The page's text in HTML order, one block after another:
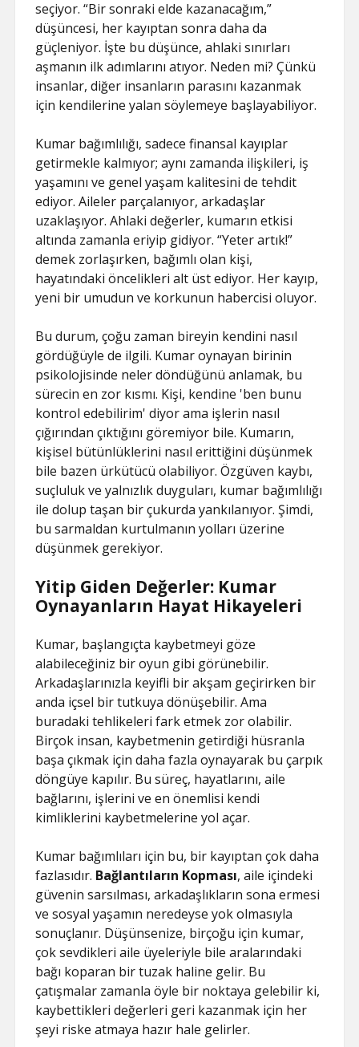
seçiyor. “Bir sonraki elde kazanacağım,”
düşüncesi, her kayıptan sonra daha da
güçleniyor. İşte bu düşünce, ahlaki sınırları
aşmanın ilk adımlarını atıyor. Neden mi? Çünkü
insanlar, diğer insanların parasını kazanmak
için kendilerine yalan söylemeye başlayabiliyor.
Kumar bağımlılığı, sadece finansal kayıplar
getirmekle kalmıyor; aynı zamanda ilişkileri, iş
yaşamını ve genel yaşam kalitesini de tehdit
ediyor. Aileler parçalanıyor, arkadaşlar
uzaklaşıyor. Ahlaki değerler, kumarın etkisi
altında zamanla eriyip gidiyor. “Yeter artık!”
demek zorlaşırken, bağımlı olan kişi,
hayatındaki öncelikleri alt üst ediyor. Her kayıp,
yeni bir umudun ve korkunun habercisi oluyor.
Bu durum, çoğu zaman bireyin kendini nasıl
gördüğüyle de ilgili. Kumar oynayan birinin
psikolojisinde neler döndüğünü anlamak, bu
sürecin en zor kısmı. Kişi, kendine 'ben bunu
kontrol edebilirim' diyor ama işlerin nasıl
çığırından çıktığını göremiyor bile. Kumarın,
kişisel bütünlüklerini nasıl erittiğini düşünmek
bile bazen ürkütücü olabiliyor. Özgüven kaybı,
suçluluk ve yalnızlık duyguları, kumar bağımlılığı
ile dolup taşan bir çukurda yankılanıyor. Şimdi,
bu sarmaldan kurtulmanın yolları üzerine
düşünmek gerekiyor.
Yitip Giden Değerler: Kumar
Oynayanların Hayat Hikayeleri
Kumar, başlangıçta kaybetmeyi göze
alabileceğiniz bir oyun gibi görünebilir.
Arkadaşlarınızla keyifli bir akşam geçirirken bir
anda içsel bir tutkuya dönüşebilir. Ama
buradaki tehlikeleri fark etmek zor olabilir.
Birçok insan, kaybetmenin getirdiği hüsranla
başa çıkmak için daha fazla oynayarak bu çarpık
döngüye kapılır. Bu süreç, hayatlarını, aile
bağlarını, işlerini ve en önemlisi kendi
kimliklerini kaybetmelerine yol açar.
Kumar bağımlıları için bu, bir kayıptan çok daha
fazlasıdır. Bağlantıların Kopması, aile içindeki
güvenin sarsılması, arkadaşlıkların sona ermesi
ve sosyal yaşamın neredeyse yok olmasıyla
sonuçlanır. Düşünsenize, birçoğu için kumar,
çok sevdikleri aile üyeleriyle bile aralarındaki
bağı koparan bir tuzak haline gelir. Bu
çatışmalar zamanla öyle bir noktaya gelebilir ki,
kaybettikleri değerleri geri kazanmak için her
şeyi riske atmaya hazır hale gelirler.